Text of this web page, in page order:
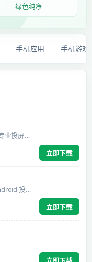
绿色纯净
手机应用 手机游戏
高效批量管理安卓设备的专业投屏工具
立即下载
一款高性能、低延迟的 Android 投屏软件
立即下载